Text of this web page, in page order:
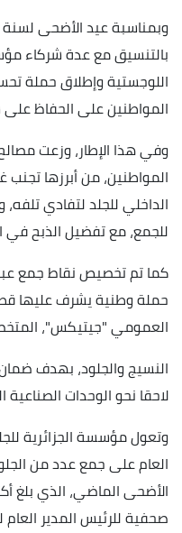
بالتنسيق مع عدة شركاء
اللوجستية وإطلاق حملة
المواطنين على الحفاظ على
وفي هذا الإطار، وزعت مصالح
المواطنين، من أبرزها تجنب
الداخلي للجلد لتفادي
للجمع، مع تفضيل الذبح في
كما تم تخصيص نقاط جمع عبر
حملة وطنية يشرف عليها
العمومي "جيتيكس"،
النسيج والجلود، بهدف ضمان
لاحقا نحو الوحدات الصناعية
وتعول مؤسسة الجزائرية
العام على جمع عدد من
صحفية للرئيس المدير العام